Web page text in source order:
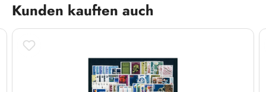
Produktgalerie überspringen
Kunden kauften auch